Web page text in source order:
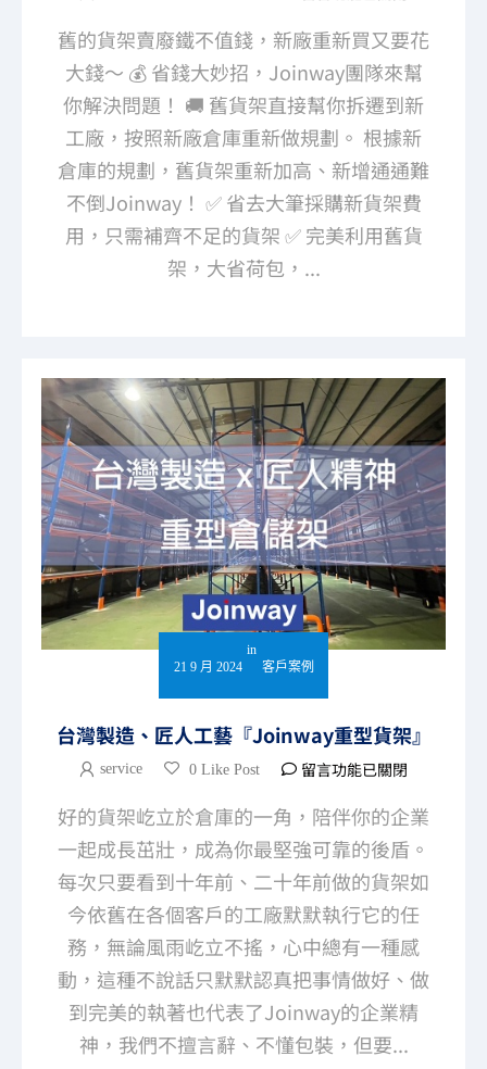
舊的貨架賣廢鐵不值錢，新廠重新買又要花
大錢～ 💰 省錢大妙招，Joinway團隊來幫
你解決問題！ 🚚 舊貨架直接幫你拆遷到新
工廠，按照新廠倉庫重新做規劃。 根據新
倉庫的規劃，舊貨架重新加高、新增通通難
不倒Joinway！ ✅ 省去大筆採購新貨架費
用，只需補齊不足的貨架 ✅ 完美利用舊貨
架，大省荷包，...
21 9 月 2024
in
客戶案例
台灣製造、匠人工藝『Joinway重型貨架』
service 0 Like Post 留言功能已關閉
好的貨架屹立於倉庫的一角，陪伴你的企業
一起成長茁壯，成為你最堅強可靠的後盾。
每次只要看到十年前、二十年前做的貨架如
今依舊在各個客戶的工廠默默執行它的任
務，無論風雨屹立不搖，心中總有一種感
動，這種不說話只默默認真把事情做好、做
到完美的執著也代表了Joinway的企業精
神，我們不擅言辭、不懂包裝，但要...